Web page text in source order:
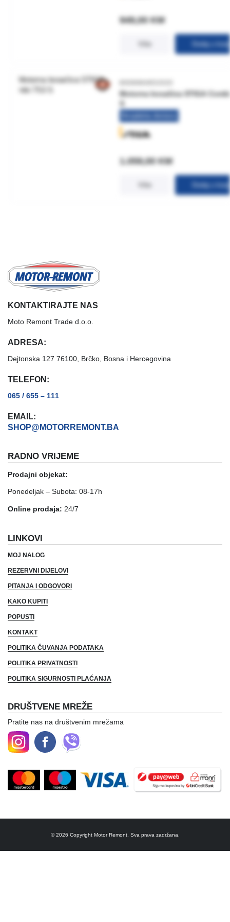
949,00KM
Dodaj u
Motorna kosačica STIGA
1.059,00KM
Dodaj u
KONTAKTIRAJTE NAS
Moto Remont Trade d.o.o.
ADRESA:
Dejtonska 127 76100, Brčko, Bosna i Hercegovina
TELEFON:
065 / 655 – 111
EMAIL:
SHOP@MOTORREMONT.BA
RADNO VRIJEME
Prodajni objekat:
Ponedeljak – Subota: 08-17h
Online prodaja: 24/7
LINKOVI
MOJ NALOG
REZERVNI DIJELOVI
PITANJA I ODGOVORI
KAKO KUPITI
POPUSTI
KONTAKT
POLITIKA ČUVANJA PODATAKA
POLITIKA PRIVATNOSTI
POLITIKA SIGURNOSTI PLAĆANJA
DRUŠTVENE MREŽE
Pratite nas na društvenim mrežama
© 2026 Copyright Motor Remont. Sva prava zadržana.